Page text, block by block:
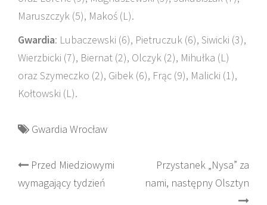
Maruszczyk (5), Makoś (L).
Gwardia: Lubaczewski (6), Pietruczuk (6), Siwicki (3),
Wierzbicki (7), Biernat (2), Olczyk (2), Mihułka (L)
oraz Szymeczko (2), Gibek (6), Frąc (9), Malicki (1),
Kołtowski (L).
Gwardia Wrocław
Post
navigation
Przed Miedziowymi
wymagający tydzień
Przystanek „Nysa” za
nami, następny Olsztyn